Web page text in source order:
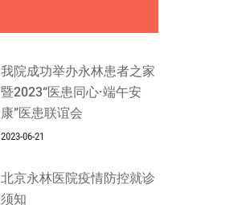
我院成功举办永林患者之家
暨2023“医患同心·端午安
康”医患联谊会
2023-06-21
北京永林医院疫情防控就诊
须知